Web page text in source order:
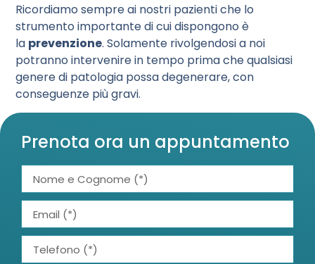
Prenota ora un appuntamento
Ricordiamo sempre ai nostri pazienti che lo
strumento importante di cui dispongono è
la prevenzione. Solamente rivolgendosi a noi
potranno intervenire in tempo prima che qualsiasi
genere di patologia possa degenerare, con
conseguenze più gravi.